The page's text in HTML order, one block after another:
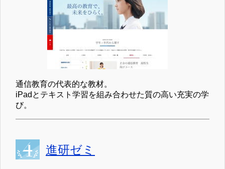
通信教育の代表的な教材。
iPadとテキスト学習を組み合わせた質の高い充実の学
び。
進研ゼミ